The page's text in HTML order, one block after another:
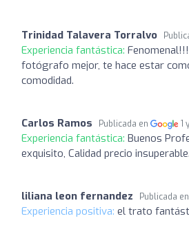
Trinidad Talavera Torralvo
Experiencia fantástica:
fotógrafo mejor, te hace estar
comodidad.
Carlos Ramos Publicada en 1
Experiencia fantástica: Buenos
exquisito, Calidad precio insuperable.
liliana leon fernandez Publicada en
Experiencia positiva: el trato